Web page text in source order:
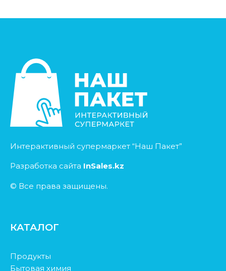
Интерактивный супермаркет “Наш Пакет”
Разработка сайта InSales.kz
© Все права защищены.
КАТАЛОГ
Продукты
Бытовая химия